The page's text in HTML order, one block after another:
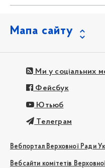
Мапа сайту
Ми у соціальних
Фейсбук
Ютьюб
Телеграм
Вебпортал Верховної Ради
Вебсайти комітетів